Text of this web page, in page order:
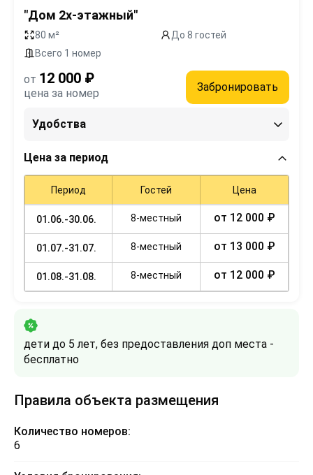
"Дом 2х-этажный"
80 м²
До 8 гостей
Всего 1 номер
от 12 000 ₽
цена за номер Забронировать
Удобства
Цена за период
Период Гостей Цена
01.06.-30.06. 8-местный от 12 000 ₽
01.07.-31.07. 8-местный от 13 000 ₽
01.08.-31.08. 8-местный от 12 000 ₽
дети до 5 лет, без предоставления доп места -
бесплатно
Правила объекта размещения
Количество номеров:
6